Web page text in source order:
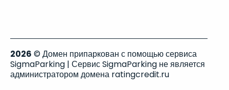
2026 © Домен припаркован с помощью сервиса
SigmaParking | Сервис SigmaParking не является
администратором домена ratingcredit.ru